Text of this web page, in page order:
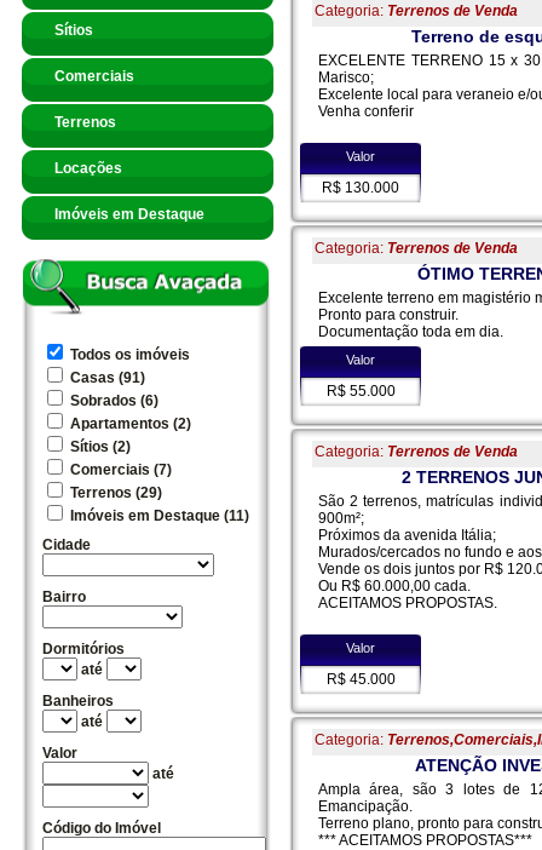
Sítios
Comerciais
Terrenos
Locações
Imóveis em Destaque
Todos os imóveis
Casas (91)
Sobrados (6)
Apartamentos (2)
Sítios (2)
Comerciais (7)
Terrenos (29)
Imóveis em Destaque (11)
Cidade
Bairro
Dormitórios
até
Banheiros
até
Valor
até
Código do Imóvel
Categoria: Terrenos de Venda
Terreno de
EXCELENTE TERRENO 15 x
Marisco;
Excelente local para veraneio e/
Venha conferir
Valor
R$ 130.000
Categoria: Terrenos de Venda
ÓTIMO
Excelente terreno em magistério
Pronto para construir.
Documentação toda em dia.
Valor
R$ 55.000
Categoria: Terrenos de Venda
2 TERRENOS
São 2 terrenos, matrículas
900m²;
Próximos da avenida Itália;
Murados/cercados no fundo e
Vende os dois juntos por R$
Ou R$ 60.000,00 cada.
ACEITAMOS PROPOSTAS.
Valor
R$ 45.000
Categoria:
ATENÇÃO
Ampla área, são 3 lotes de
Emancipação.
Terreno plano, pronto para
*** ACEITAMOS PROPOSTAS***